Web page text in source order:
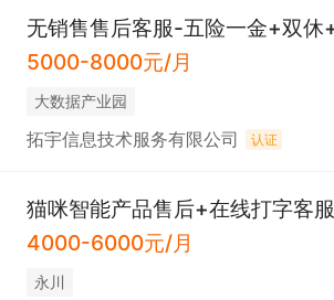
5000-8000元/月
大数据产业园
拓宇信息技术服务有限公司 认证
猫咪智能产品售后+在线打字客服
4000-6000元/月
永川